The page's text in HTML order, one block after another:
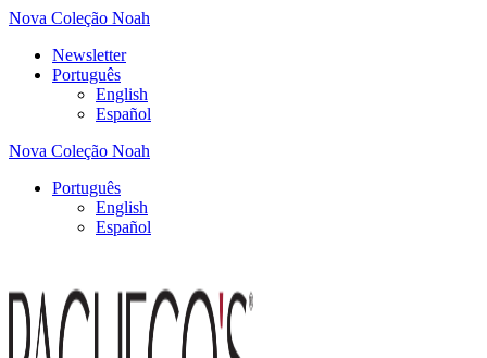
Nova Coleção Noah
Newsletter
Português
English
Español
Nova Coleção Noah
Português
English
Español